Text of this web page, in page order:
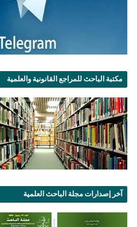
مكتبة الباحث للمراجع القانونية والعلمية
آخر إصدارات مجلة الباحث العلمية